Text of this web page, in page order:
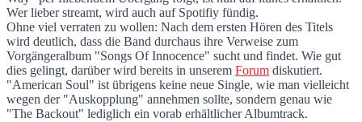
Wer lieber streamt, wird auch auf Spotifiy fündig.
Ohne viel verraten zu wollen: Nach dem ersten Hören des Titels
wird deutlich, dass die Band durchaus ihre Verweise zum
Vorgängeralbum "Songs Of Innocence" sucht und findet. Wie gut
dies gelingt, darüber wird bereits in unserem Forum diskutiert.
"American Soul" ist übrigens keine neue Single, wie man vielleicht
wegen der "Auskopplung" annehmen sollte, sondern genau wie
"The Backout" lediglich ein vorab erhältlicher Albumtrack.